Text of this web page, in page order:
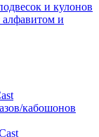
и кулонов
и
кабошонов